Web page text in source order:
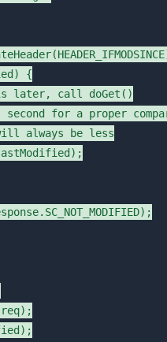
{
later, call doGet()
second for a proper
always be less